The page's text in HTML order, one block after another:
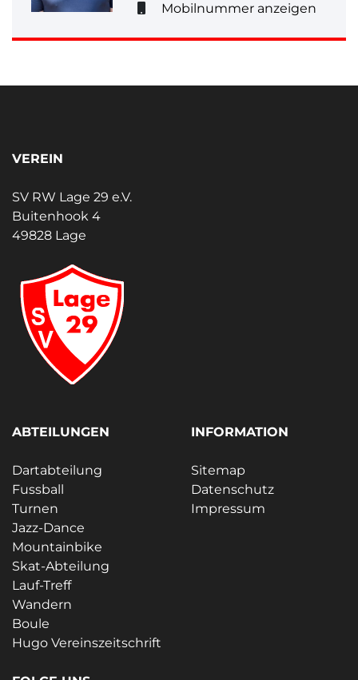
Mobilnummer anzeigen
VEREIN
SV RW Lage 29 e.V.
Buitenhook 4
49828 Lage
ABTEILUNGEN
Dartabteilung
Fussball
Turnen
Jazz-Dance
Mountainbike
Skat-Abteilung
Lauf-Treff
Wandern
Boule
Hugo Vereinszeitschrift
INFORMATION
Sitemap
Datenschutz
Impressum